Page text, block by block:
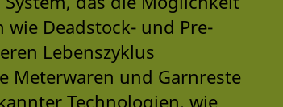
Deadstock- und Pre-
Lebenszyklus
Meterwaren und Garnreste
Technologien, wie